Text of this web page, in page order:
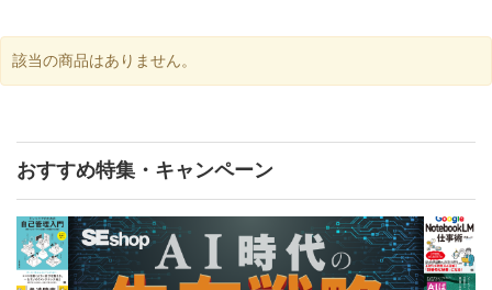
該当の商品はありません。
おすすめ特集・キャンペーン